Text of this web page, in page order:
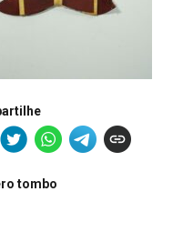
tombo